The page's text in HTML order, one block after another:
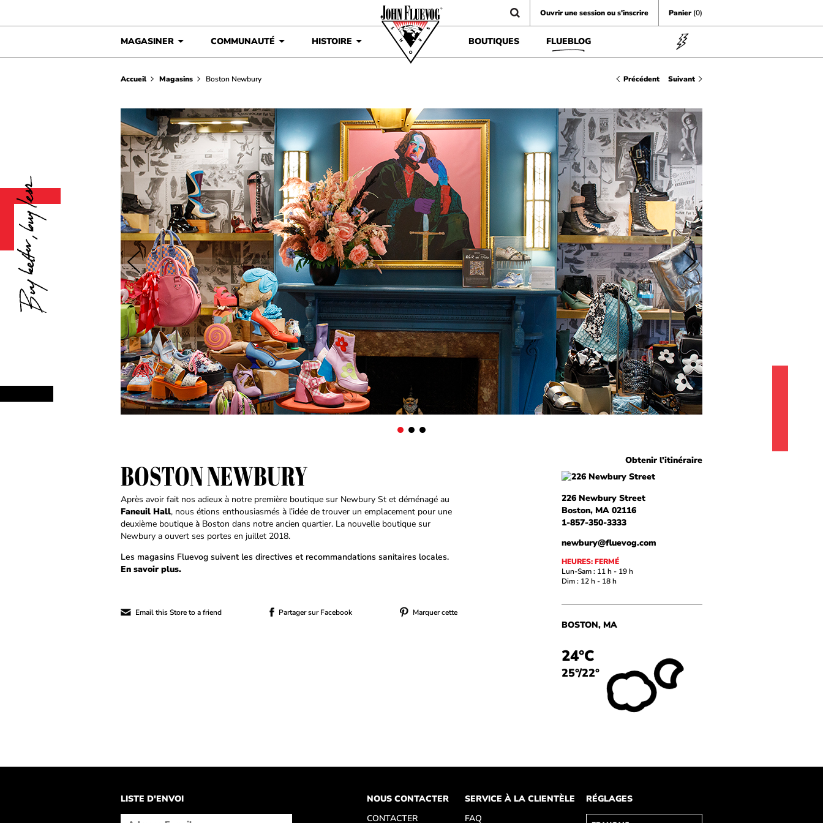
Ouvrir une session ou s'inscrire Panier(0)
MAGASINER COMMUNAUTÉ HISTOIRE BOUTIQUES FLUEBLOG
Accueil Magasins Boston Newbury Précédent Suivant
BOSTON NEWBURY
Après avoir fait nos adieux à notre première boutique sur Newbury St et déménagé au
Faneuil Hall, nous étions enthousiasmés à l’idée de trouver un emplacement pour une
deuxième boutique à Boston dans notre ancien quartier. La nouvelle boutique sur
Newbury a ouvert ses portes en juillet 2018.
Les magasins Fluevog suivent les directives et recommandations sanitaires locales.
En savoir plus.
Email this Storeto a friend Partager sur Facebook Marquer cette
Obtenir l'itinéraire
226 Newbury Street
Boston, MA 02116
1-857-350-3333
newbury@fluevog.com
HEURES: FERMÉ
Lun-Sam : 11 h - 19 h
Dim : 12 h - 18 h
BOSTON, MA
24°C
25°/22°
LISTE D'ENVOI
NOUS CONTACTER
CONTACTER
SERVICE À LA CLIENTÈLE
FAQ
RÉGLAGES